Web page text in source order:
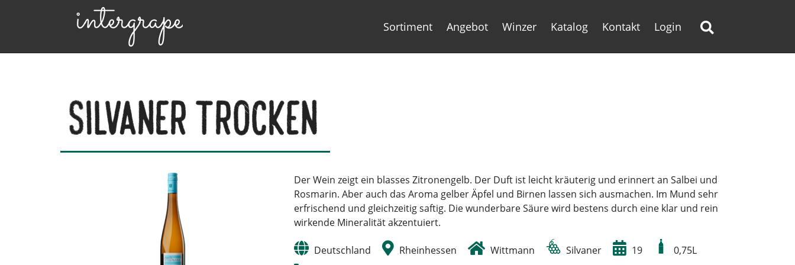
Sortiment Angebot Winzer Katalog Kontakt Login
Silvaner trocken
Der Wein zeigt ein blasses Zitronengelb. Der Duft ist leicht kräuterig und erinnert an Salbei und
Rosmarin. Aber auch das Aroma gelber Äpfel und Birnen lassen sich ausmachen. Im Mund sehr
erfrischend und gleichzeitig saftig. Die wunderbare Säure wird bestens durch eine klar und rein
wirkende Mineralität akzentuiert.
Deutschland Rheinhessen Wittmann Silvaner 19
0,75L